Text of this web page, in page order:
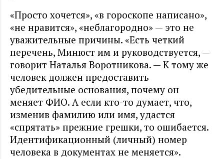
«Просто хочется», «в гороскопе написано»,
«не нравится», «неблагородно» — это не
уважительные причины. «Есть четкий
перечень, Минюст им и руководствуется, —
говорит Наталья Воротникова. — К тому же
человек должен предоставить
убедительные основания, почему он
меняет ФИО. А если кто-то думает, что,
изменив фамилию или имя, удастся
«спрятать» прежние грешки, то ошибается.
Идентификационный (личный) номер
человека в документах не меняется».